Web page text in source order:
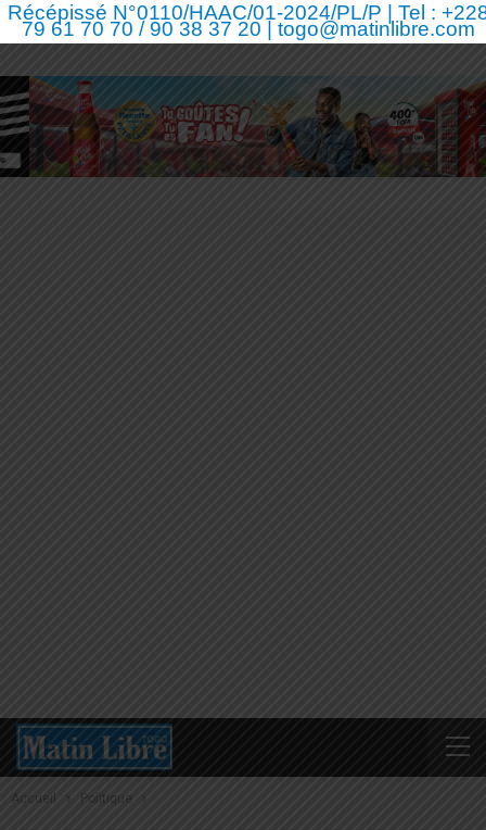
Récépissé N°0110/HAAC/01-2024/PL/P | Tel :
79 61 70 70 / 90 38 37 20 | togo@matinlibre.com
Accueil Politique